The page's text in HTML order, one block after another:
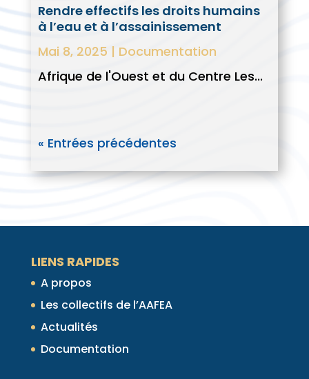
Rendre effectifs les droits humains
à l’eau et à l’assainissement
Mai 8, 2025 | Documentation
Afrique de l'Ouest et du Centre Les...
« Entrées précédentes
LIENS RAPIDES
A propos
Les collectifs de l’AAFEA
Actualités
Documentation